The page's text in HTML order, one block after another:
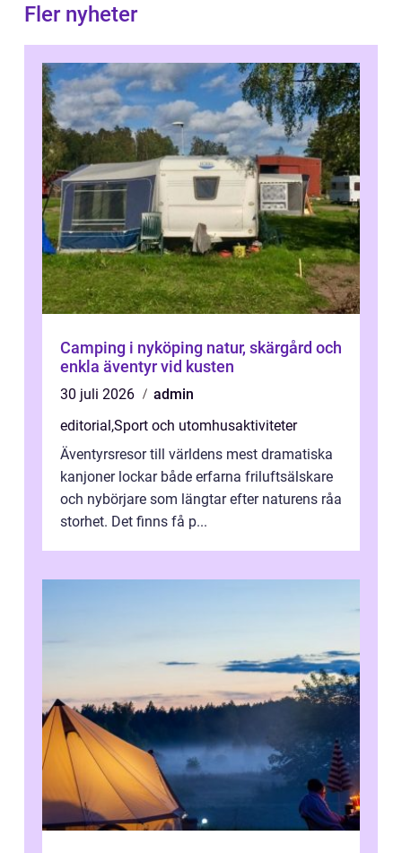
Fler nyheter
Camping i nyköping natur, skärgård och
enkla äventyr vid kusten
30 juli 2026
admin
editorial,Sport och utomhusaktiviteter
Äventyrsresor till världens mest dramatiska
kanjoner lockar både erfarna friluftsälskare
och nybörjare som längtar efter naturens råa
storhet. Det finns få p...